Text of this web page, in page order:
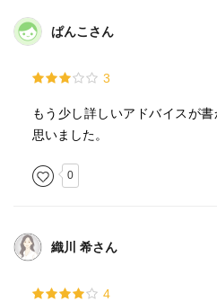
ぱんこさん
3
もう少し詳しいアドバイスが
思いました。
0
織川 希さん
4